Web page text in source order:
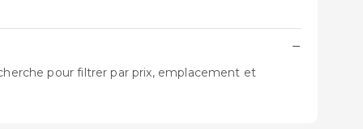
−
pour filtrer par prix, emplacement et